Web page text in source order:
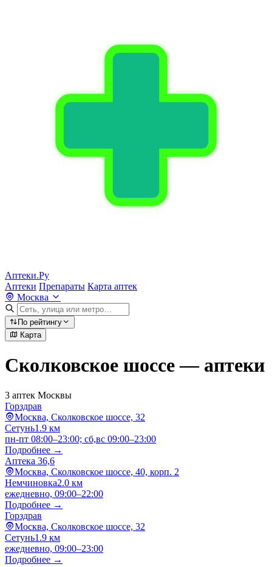
Аптеки.Ру
Аптеки Препараты Карта аптек
Москва
По рейтингу
Карта
Сколковское шоссе — аптеки
3 аптек Москвы
Горздрав
Москва, Сколковское шоссе, 32
Сетунь1.9 км
пн-пт 08:00–23:00; сб,вс 09:00–23:00
Подробнее →
Аптека 36,6
Москва, Сколковское шоссе, 40, корп. 2
Немчиновка2.0 км
ежедневно, 09:00–22:00
Подробнее →
Горздрав
Москва, Сколковское шоссе, 32
Сетунь1.9 км
ежедневно, 09:00–23:00
Подробнее →